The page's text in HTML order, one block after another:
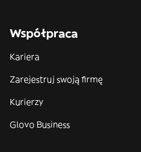
Współpraca
Kariera
Zarejestruj swoją firmę
Kurierzy
Glovo Business